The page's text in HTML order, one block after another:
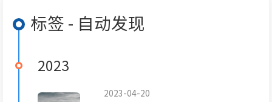
标签 - 自动发现
2023
2023-04-20